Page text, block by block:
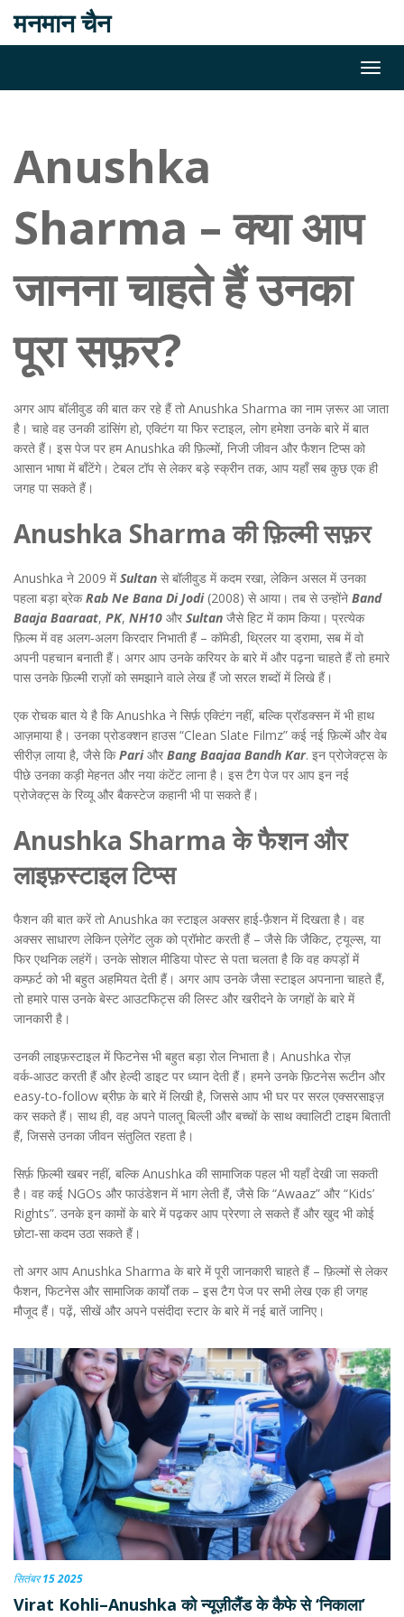
मनमान चैन
Anushka
Sharma – क्या आप
जानना चाहते हैं उनका
पूरा सफ़र?
अगर आप बॉलीवुड की बात कर रहे हैं तो Anushka Sharma का नाम ज़रूर आ जाता
है। चाहे वह उनकी डांसिंग हो, एक्टिंग या फिर स्टाइल, लोग हमेशा उनके बारे में बात
करते हैं। इस पेज पर हम Anushka की फ़िल्मों, निजी जीवन और फैशन टिप्स को
आसान भाषा में बाँटेंगे। टेबल टॉप से लेकर बड़े स्क्रीन तक, आप यहाँ सब कुछ एक ही
जगह पा सकते हैं।
Anushka Sharma की फ़िल्मी सफ़र
Anushka ने 2009 मेंSultan से बॉलीवुड में कदम रखा, लेकिन असल में उनका
पहला बड़ा ब्रेकRab Ne Bana Di Jodi(2008) से आया। तब से उन्होंने Band
Baaja Baaraat, PK, NH10 और Sultan जैसे हिट में काम किया। प्रत्येक
फ़िल्म में वह अलग‑अलग किरदार निभाती हैं – कॉमेडी, थ्रिलर या ड्रामा, सब में वो
अपनी पहचान बनाती हैं। अगर आप उनके करियर के बारे में और पढ़ना चाहते हैं तो हमारे
पास उनके फ़िल्मी राज़ों को समझाने वाले लेख हैं जो सरल शब्दों में लिखे हैं।
एक रोचक बात ये है कि Anushka ने सिर्फ़ एक्टिंग नहीं, बल्कि प्रॉडक्सन में भी हाथ
आज़माया है। उनका प्रोडक्शन हाउस “Clean Slate Filmz” कई नई फ़िल्में और वेब
सीरीज़ लाया है, जैसे किPariऔर Bang Baajaa Bandh Kar. इन प्रोजेक्ट्स के
पीछे उनका कड़ी मेहनत और नया कंटेंट लाना है। इस टैग पेज पर आप इन नई
प्रोजेक्ट्स के रिव्यू और बैकस्टेज कहानी भी पा सकते हैं।
Anushka Sharma के फैशन और
लाइफ़स्टाइल टिप्स
फैशन की बात करें तो Anushka का स्टाइल अक्सर हाई‑फ़ैशन में दिखता है। वह
अक्सर साधारण लेकिन एलेगेंट लुक को प्रॉमोट करती हैं – जैसे कि जैकिट, ट्यूल्स, या
फिर एथनिक लहंगें। उनके सोशल मीडिया पोस्ट से पता चलता है कि वह कपड़ों में
कम्फ़र्ट को भी बहुत अहमियत देती हैं। अगर आप उनके जैसा स्टाइल अपनाना चाहते हैं,
तो हमारे पास उनके बेस्ट आउटफिट्स की लिस्ट और खरीदने के जगहों के बारे में
जानकारी है।
उनकी लाइफ़स्टाइल में फिटनेस भी बहुत बड़ा रोल निभाता है। Anushka रोज़
वर्क‑आउट करती हैं और हेल्दी डाइट पर ध्यान देती हैं। हमने उनके फ़िटनेस रूटीन और
easy‑to‑follow ब्रीफ़ के बारे में लिखी है, जिससे आप भी घर पर सरल एक्सरसाइज़
कर सकते हैं। साथ ही, वह अपने पालतू बिल्ली और बच्चों के साथ क्वालिटी टाइम बिताती
हैं, जिससे उनका जीवन संतुलित रहता है।
सिर्फ़ फ़िल्मी खबर नहीं, बल्कि Anushka की सामाजिक पहल भी यहाँ देखी जा सकती
है। वह कई NGOs और फाउंडेशन में भाग लेती हैं, जैसे कि “Awaaz” और “Kids’
Rights”. उनके इन कामों के बारे में पढ़कर आप प्रेरणा ले सकते हैं और खुद भी कोई
छोटा‑सा कदम उठा सकते हैं।
तो अगर आप Anushka Sharma के बारे में पूरी जानकारी चाहते हैं – फ़िल्मों से लेकर
फैशन, फिटनेस और सामाजिक कार्यों तक – इस टैग पेज पर सभी लेख एक ही जगह
मौजूद हैं। पढ़ें, सीखें और अपने पसंदीदा स्टार के बारे में नई बातें जानिए।
सितंबर 15 2025
Virat Kohli–Anushka को न्यूज़ीलैंड के कैफे से ‘निकाला’